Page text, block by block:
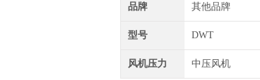
品牌 其他品牌
型号 DWT
风机压力 中压风机